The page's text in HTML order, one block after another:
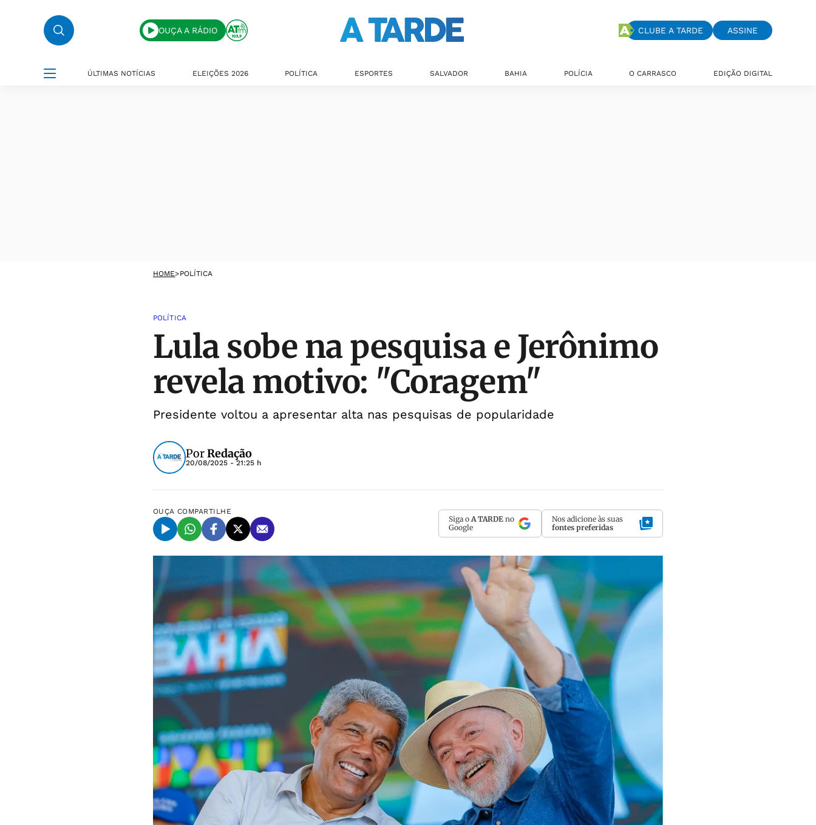
OUÇA A RÁDIO CLUBE A TARDE ASSINE
ÚLTIMAS NOTÍCIAS ELEIÇÕES 2026 POLÍTICA ESPORTES SALVADOR BAHIA POLÍCIA O CARRASCO EDIÇÃO DIGITAL
HOME>POLÍTICA
POLÍTICA
Lula sobe na pesquisa e Jerônimo
revela motivo: "Coragem"
Presidente voltou a apresentar alta nas pesquisas de popularidade
PorRedação
20/08/2025 - 21:25 h
OUÇA COMPARTILHE
Siga o A TARDE no
Google
Nos adicione às suas
fontes preferidas